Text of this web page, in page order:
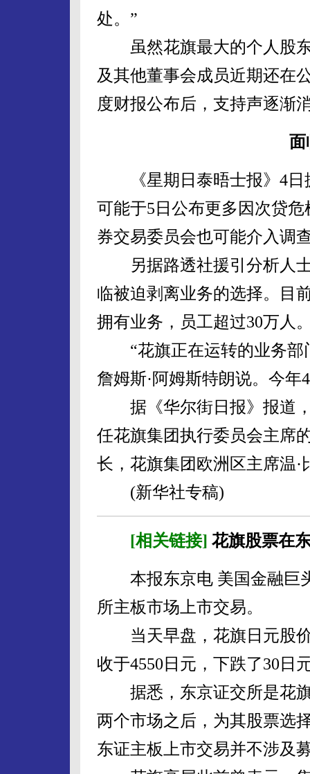
处。”
虽然花旗最大的个人股东
及其他董事会成员近期还在
度财报公布后，支持声逐渐
面
《星期日泰晤士报》4日
可能于5日公布更多因次贷
券交易委员会也可能介入调
另据路透社援引分析人士
临被迫剥离业务的选择。目
拥有业务，员工超过30万人
“花旗正在运转的业务部
詹姆斯·阿姆斯特朗说。今
据《华尔街日报》报道，
任花旗集团执行委员会主席
长，花旗集团欧洲区主席温·
(新华社专稿)
[相关链接] 花旗股票在
本报东京电 美国金融巨
所主板市场上市交易。
当天早盘，花旗日元股价
收于4550日元，下跌了30日
据悉，东京证交所是花旗
两个市场之后，为其股票选
东证主板上市交易并不涉及